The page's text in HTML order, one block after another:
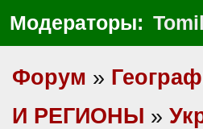
Модераторы:
Форум »
И РЕГИОНЫ »